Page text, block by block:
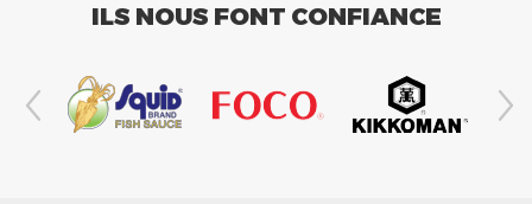
ILS NOUS FONT CONFIANCE